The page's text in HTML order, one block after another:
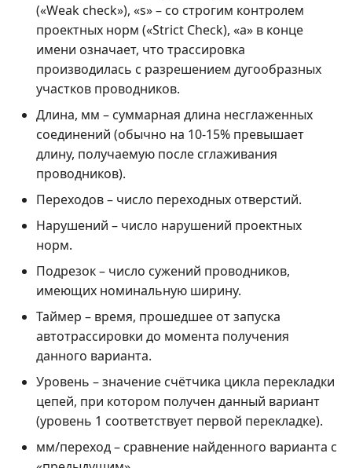
(«Weak check»), «s» – со строгим контролем
проектных норм («Strict Check), «a» в конце
имени означает, что трассировка
производилась с разрешением дугообразных
участков проводников.
Длина, мм – суммарная длина несглаженных
соединений (обычно на 10-15% превышает
длину, получаемую после сглаживания
проводников).
Переходов – число переходных отверстий.
Нарушений – число нарушений проектных
норм.
Подрезок – число сужений проводников,
имеющих номинальную ширину.
Таймер – время, прошедшее от запуска
автотрассировки до момента получения
данного варианта.
Уровень – значение счётчика цикла перекладки
цепей, при котором получен данный вариант
(уровень 1 соответствует первой перекладке).
мм/переход – сравнение найденного варианта с